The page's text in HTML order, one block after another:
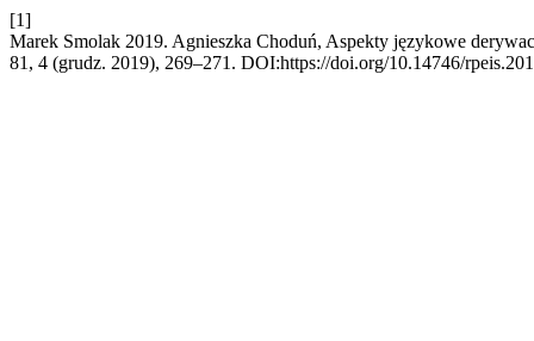
[1]
Marek Smolak 2019. Agnieszka Choduń, Aspekty językowe
81, 4 (grudz. 2019), 269–271. DOI:https://doi.org/10.14746/